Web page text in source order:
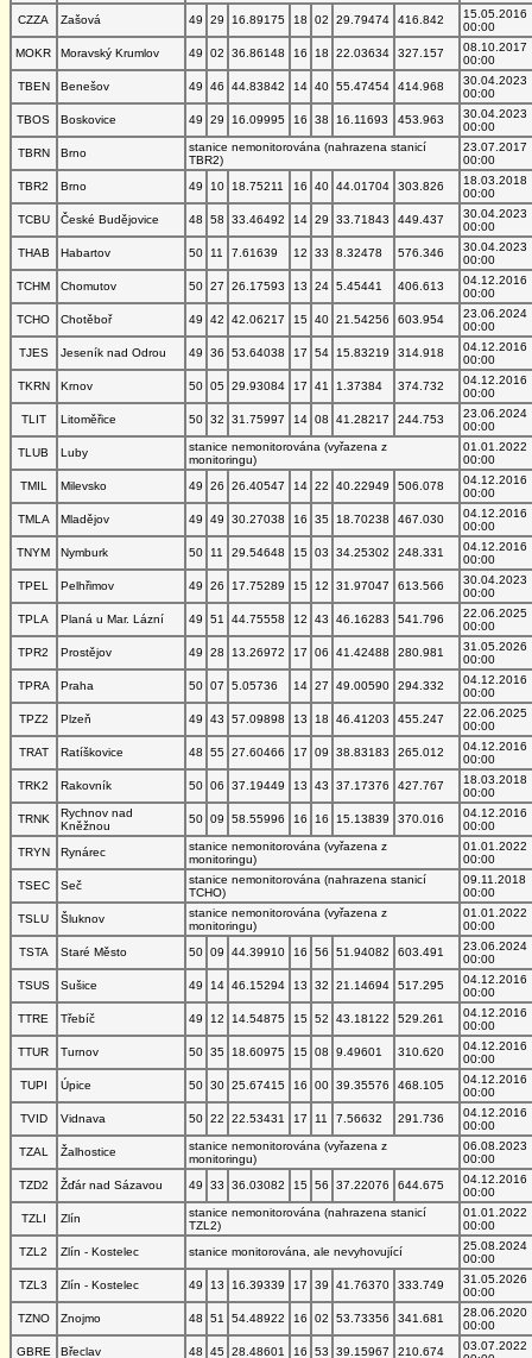
CZZA Zašová 49 29 16.89175 18 02 29.79474 416.842
15.05.2016
00:00
MOKR
Moravský Krumlov 49 02 36.86148 16 18 22.03634 327.157
08.10.2017
00:00
TBEN
Benešov 49 46 44.83842 14 40 55.47454 414.968
30.04.2023
00:00
TBOS
Boskovice 49 29 16.09995 16 38 16.11693 453.963
30.04.2023
00:00
TBRN
Brno
stanice nemonitorována (nahrazena stanicí
TBR2)
23.07.2017
00:00
TBR2
Brno 49 10 18.75211 16 40 44.01704 303.826
18.03.2018
00:00
TCBU
České Budějovice 48 58 33.46492 14 29 33.71843 449.437
30.04.2023
00:00
THAB
Habartov 50 11 7.61639 12 33 8.32478 576.346
30.04.2023
00:00
TCHM
Chomutov 50 27 26.17593 13 24 5.45441 406.613
04.12.2016
00:00
TCHO
Chotěboř 49 42 42.06217 15 40 21.54256 603.954
23.06.2024
00:00
TJES
Jeseník nad Odrou 49 36 53.64038 17 54 15.83219 314.918
04.12.2016
00:00
TKRN
Krnov 50 05 29.93084 17 41 1.37384 374.732
04.12.2016
00:00
TLIT
Litoměřice 50 32 31.75997 14 08 41.28217 244.753
23.06.2024
00:00
TLUB
Luby
stanice nemonitorována (vyřazena z
monitoringu)
01.01.2022
00:00
TMIL
Milevsko 49 26 26.40547 14 22 40.22949 506.078
04.12.2016
00:00
TMLA
Mladějov 49 49 30.27038 16 35 18.70238 467.030
04.12.2016
00:00
TNYM
Nymburk 50 11 29.54648 15 03 34.25302 248.331
04.12.2016
00:00
TPEL
Pelhřimov 49 26 17.75289 15 12 31.97047 613.566
30.04.2023
00:00
TPLA
Planá u Mar. Lázní 49 51 44.75558 12 43 46.16283 541.796
22.06.2025
00:00
TPR2
Prostějov 49 28 13.26972 17 06 41.42488 280.981
31.05.2026
00:00
TPRA
Praha 50 07 5.05736 14 27 49.00590 294.332
04.12.2016
00:00
TPZ2
Plzeň 49 43 57.09898 13 18 46.41203 455.247
22.06.2025
00:00
TRAT
Ratíškovice 48 55 27.60466 17 09 38.83183 265.012
04.12.2016
00:00
TRK2
Rakovník 50 06 37.19449 13 43 37.17376 427.767
18.03.2018
00:00
TRNK
Rychnov nad
Kněžnou
50 09 58.55996 16 16 15.13839 370.016
04.12.2016
00:00
TRYN
Rynárec
stanice nemonitorována (vyřazena z
monitoringu)
01.01.2022
00:00
TSEC
Seč
stanice nemonitorována (nahrazena stanicí
TCHO)
09.11.2018
00:00
TSLU
Šluknov
stanice nemonitorována (vyřazena z
monitoringu)
01.01.2022
00:00
TSTA
Staré Město 50 09 44.39910 16 56 51.94082 603.491
23.06.2024
00:00
TSUS
Sušice 49 14 46.15294 13 32 21.14694 517.295
04.12.2016
00:00
TTRE
Třebíč 49 12 14.54875 15 52 43.18122 529.261
04.12.2016
00:00
TTUR
Turnov 50 35 18.60975 15 08 9.49601 310.620
04.12.2016
00:00
TUPI
Úpice 50 30 25.67415 16 00 39.35576 468.105
04.12.2016
00:00
TVID
Vidnava 50 22 22.53431 17 11 7.56632 291.736
04.12.2016
00:00
TZAL
Žalhostice
stanice nemonitorována (vyřazena z
monitoringu)
06.08.2023
00:00
TZD2
Žďár nad Sázavou 49 33 36.03082 15 56 37.22076 644.675
04.12.2016
00:00
TZLI
Zlín
stanice nemonitorována (nahrazena stanicí
TZL2)
01.01.2022
00:00
TZL2
Zlín - Kostelec stanice monitorována, ale nevyhovující
25.08.2024
00:00
TZL3
Zlín - Kostelec 49 13 16.39339 17 39 41.76370 333.749
31.05.2026
00:00
TZNO
Znojmo 48 51 54.48922 16 02 53.73356 341.681
28.06.2020
00:00
GBRE
Břeclav 48 45 28.48601 16 53 39.15967 210.674
03.07.2022